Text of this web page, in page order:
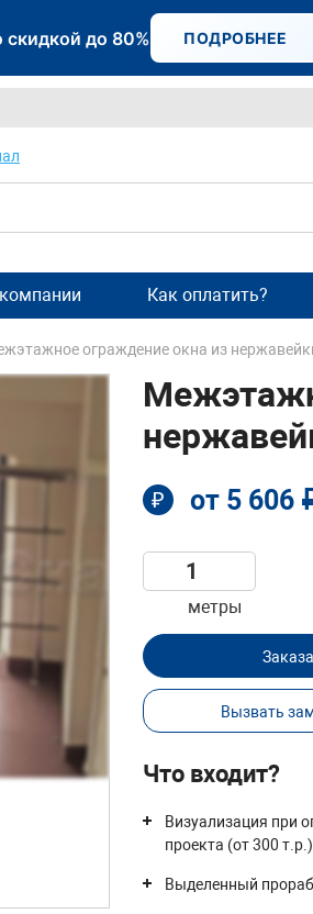
скидкой до 80% ПОДРОБНЕЕ
Как оплатить?
ограждение окна из
₽ от 5 606
метры
Вызвать
Что входит?
Визуализация при
проекта (от 300 т.р.)
Выделенный